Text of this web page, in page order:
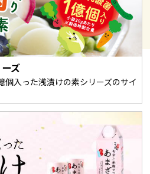
ズ
個入った浅漬けの素シリーズのサイ